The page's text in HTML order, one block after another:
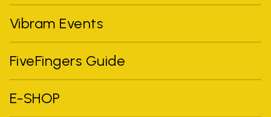
Vibram Events
FiveFingers Guide
E-SHOP